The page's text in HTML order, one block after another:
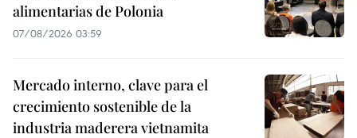
alimentarias de Polonia
07/08/2026 03:59
Mercado interno, clave para el
crecimiento sostenible de la
industria maderera vietnamita